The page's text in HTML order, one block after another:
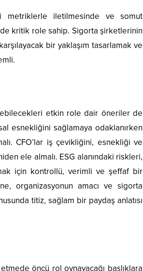
metriklerle iletilmesinde ve somut
kritik role sahip. Sigorta şirketlerinin
bir yaklaşım tasarlamak ve
etkin role dair öneriler de
esnekliğini sağlamaya odaklanırken
CFO’lar iş çevikliğini, esnekliği ve
ele almalı. ESG alanındaki riskleri,
için kontrollü, verimli ve şeffaf bir
organizasyonun amacı ve sigorta
titiz, sağlam bir paydaş anlatısı
öncü rol oynayacağı başlıklara